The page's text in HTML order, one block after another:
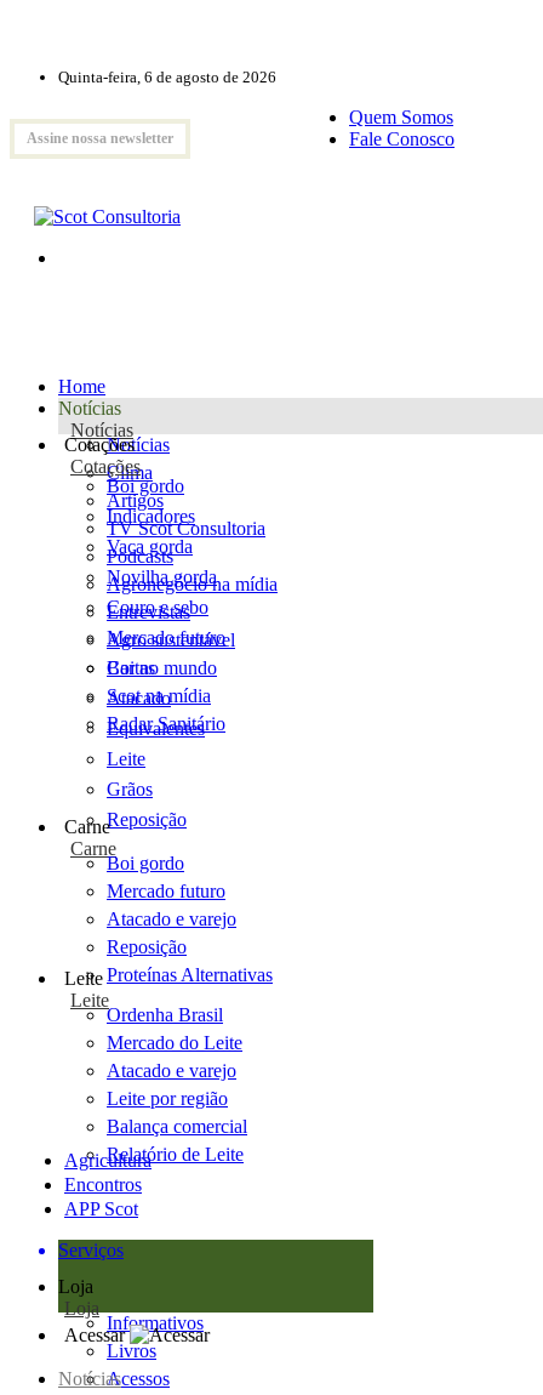
Quinta-feira, 6 de agosto de 2026
Assine nossa newsletter
Quem Somos
Fale Conosco
Home
Notícias
Notícias
Notícias
Clima
Artigos
TV Scot Consultoria
Podcasts
Agronegócio na mídia
Entrevistas
Agro sustentável
Cartas
Scot na mídia
Radar Sanitário
Cotações
Cotações
Boi gordo
Indicadores
Vaca gorda
Novilha gorda
Couro e sebo
Mercado futuro
Boi no mundo
Atacado
Equivalentes
Leite
Grãos
Reposição
Carne
Carne
Boi gordo
Mercado futuro
Atacado e varejo
Reposição
Proteínas Alternativas
Leite
Leite
Ordenha Brasil
Mercado do Leite
Atacado e varejo
Leite por região
Balança comercial
Relatório de Leite
Agricultura
Encontros
APP Scot
Serviços
Loja
Loja
Informativos
Livros
Acessos
Acessar
Notícias